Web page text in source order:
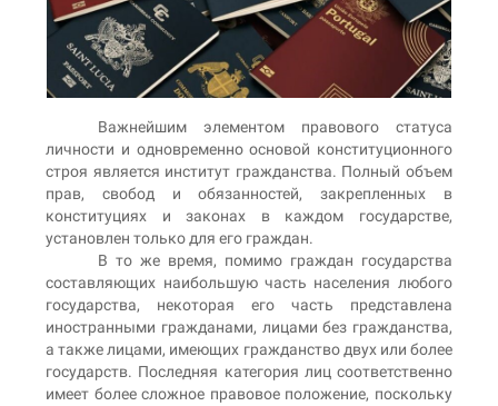
Важнейшим элементом правового статуса
личности и одновременно основой конституционного
строя является институт гражданства. Полный объем
прав, свобод и обязанностей, закрепленных в
конституциях и законах в каждом государстве,
установлен только для его граждан.
В то же время, помимо граждан государства
составляющих наибольшую часть населения любого
государства, некоторая его часть представлена
иностранными гражданами, лицами без гражданства,
а также лицами, имеющих гражданство двух или более
государств. Последняя категория лиц соответственно
имеет более сложное правовое положение, поскольку